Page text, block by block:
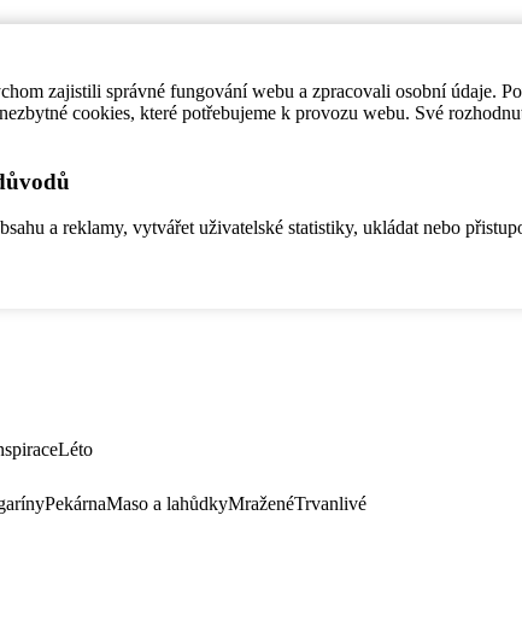
zajistili správné fungování webu a zpracovali osobní údaje.
cookies, které potřebujeme k provozu webu. Své
a reklamy, vytvářet uživatelské statistiky, ukládat nebo
Léto
PekárnaMaso a lahůdkyMraženéTrvanlivé